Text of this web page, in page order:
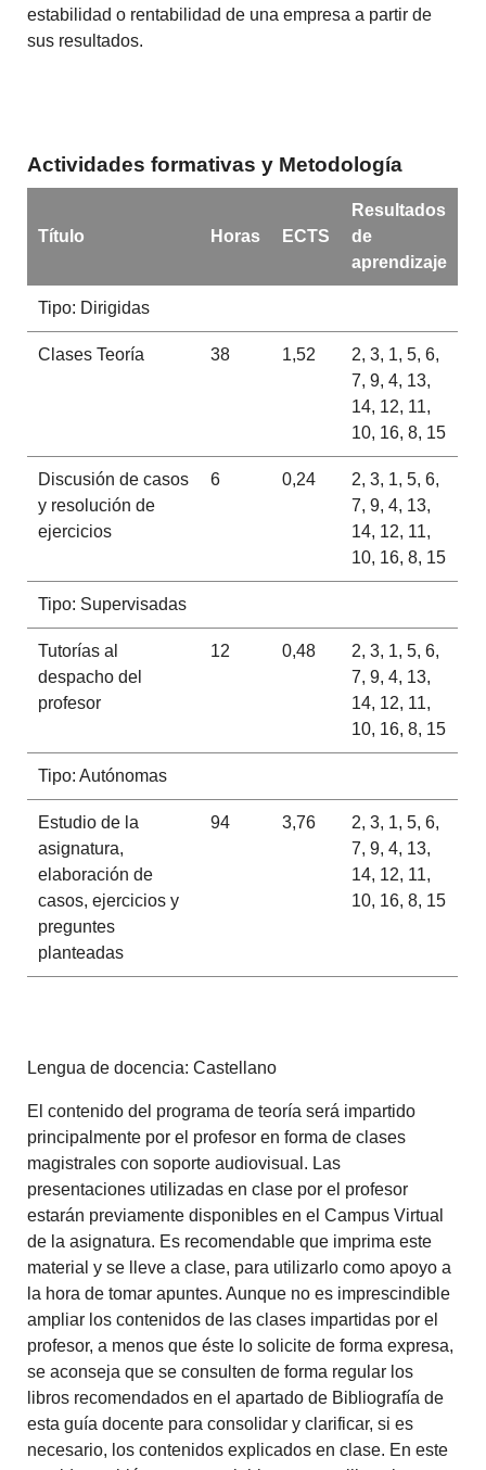
estabilidad o rentabilidad de una empresa a partir de
sus resultados.
Actividades formativas y Metodología
Título Horas ECTS
Resultados
de
aprendizaje
Tipo: Dirigidas
Clases Teoría 38 1,52
2, 3, 1, 5, 6,
7, 9, 4, 13,
14, 12, 11,
10, 16, 8, 15
Discusión de casos
y resolución de
ejercicios
6 0,24
2, 3, 1, 5, 6,
7, 9, 4, 13,
14, 12, 11,
10, 16, 8, 15
Tipo: Supervisadas
Tutorías al
despacho del
profesor
12 0,48
2, 3, 1, 5, 6,
7, 9, 4, 13,
14, 12, 11,
10, 16, 8, 15
Tipo: Autónomas
Estudio de la
asignatura,
elaboración de
casos, ejercicios y
preguntes
planteadas
94 3,76
2, 3, 1, 5, 6,
7, 9, 4, 13,
14, 12, 11,
10, 16, 8, 15
Lengua de docencia: Castellano
El contenido del programa de teoría será impartido
principalmente por el profesor en forma de clases
magistrales con soporte audiovisual. Las
presentaciones utilizadas en clase por el profesor
estarán previamente disponibles en el Campus Virtual
de la asignatura. Es recomendable que imprima este
material y se lleve a clase, para utilizarlo como apoyo a
la hora de tomar apuntes. Aunque no es imprescindible
ampliar los contenidos de las clases impartidas por el
profesor, a menos que éste lo solicite de forma expresa,
se aconseja que se consulten de forma regular los
libros recomendados en el apartado de Bibliografía de
esta guía docente para consolidar y clarificar, si es
necesario, los contenidos explicados en clase. En este